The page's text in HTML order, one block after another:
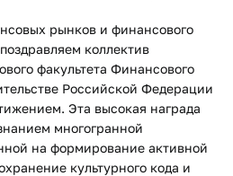
рынков и финансового
коллектив
факультета Финансового
Российской Федерации
Эта высокая награда
многогранной
на формирование активной
культурного кода и